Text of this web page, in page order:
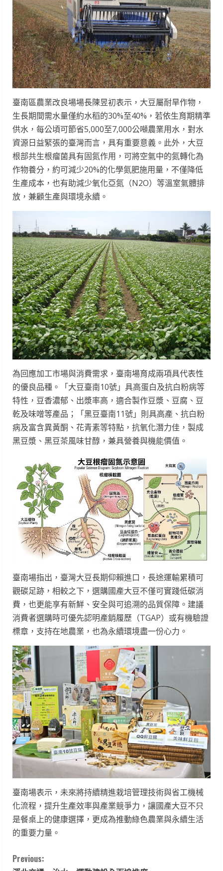
臺南區農業改良場場長陳昱初表示，大豆屬耐旱作物，
生長期間需水量僅約水稻的30%至40%，若依生育期精準
供水，每公頃可節省5,000至7,000公噸農業用水，對水
資源日益緊張的臺灣而言，具有重要意義。此外，大豆
根部共生根瘤菌具有固氮作用，可將空氣中的氮轉化為
作物養分，約可減少20%的化學氮肥施用量，不僅降低
生產成本，也有助減少氧化亞氮（N2O）等溫室氣體排
放，兼顧生產與環境永續。
為回應加工市場與消費需求，臺南場育成兩項具代表性
的優良品種。「大豆臺南10號」具高蛋白及抗白粉病等
特性，豆香濃郁、出漿率高，適合製作豆漿、豆腐、豆
乾及味噌等產品；「黑豆臺南11號」則具高產、抗白粉
病及富含異黃酮、花青素等特點，抗氧化潛力佳，製成
黑豆漿、黑豆茶風味甘醇，兼具營養與機能價值。
臺南場指出，臺灣大豆長期仰賴進口，長途運輸累積可
觀碳足跡，相較之下，選購國產大豆不僅可實踐低碳消
費，也更能享有新鮮、安全與可追溯的品質保障。建議
消費者選購時可優先認明產銷履歷（TGAP）或有機驗證
標章，支持在地農業，也為永續環境盡一份心力。
臺南場表示，未來將持續精進栽培管理技術與省工機械
化流程，提升生產效率與產業競爭力，讓國產大豆不只
是餐桌上的健康選擇，更成為推動綠色農業與永續生活
的重要力量。
C
Previous: